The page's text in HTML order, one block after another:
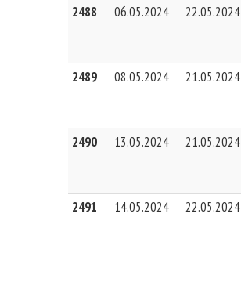
2488 06.05.2024 22.05.2024
2489 08.05.2024 21.05.2024
2490 13.05.2024 21.05.2024
2491 14.05.2024 22.05.2024